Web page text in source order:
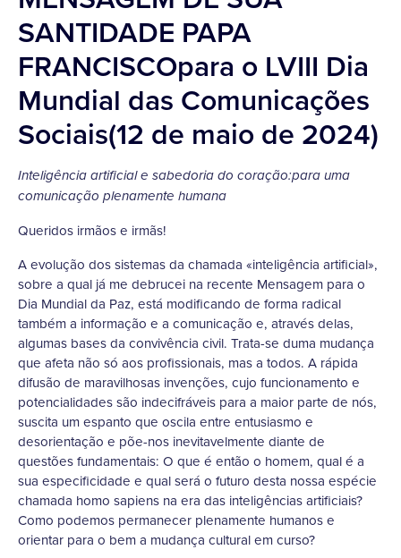
SANTIDADE PAPA
FRANCISCOpara o LVIII Dia
Mundial das Comunicações
Sociais(12 de maio de 2024)
Inteligência artificial e sabedoria do coração:para uma
comunicação plenamente humana
Queridos irmãos e irmãs!
A evolução dos sistemas da chamada «inteligência artificial»,
sobre a qual já me debrucei na recente Mensagem para o
Dia Mundial da Paz, está modificando de forma radical
também a informação e a comunicação e, através delas,
algumas bases da convivência civil. Trata-se duma mudança
que afeta não só aos profissionais, mas a todos. A rápida
difusão de maravilhosas invenções, cujo funcionamento e
potencialidades são indecifráveis para a maior parte de nós,
suscita um espanto que oscila entre entusiasmo e
desorientação e põe-nos inevitavelmente diante de
questões fundamentais: O que é então o homem, qual é a
sua especificidade e qual será o futuro desta nossa espécie
chamada homo sapiens na era das inteligências artificiais?
Como podemos permanecer plenamente humanos e
orientar para o bem a mudança cultural em curso?